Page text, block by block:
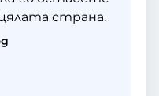
страна.